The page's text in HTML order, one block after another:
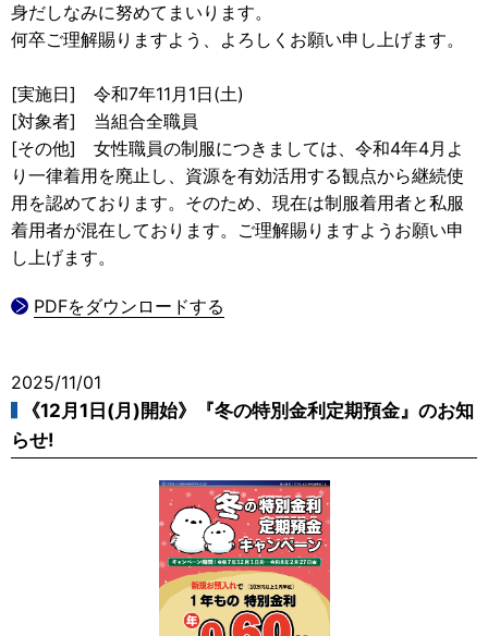
身だしなみに努めてまいります。
何卒ご理解賜りますよう、よろしくお願い申し上げます。
[実施日] 令和7年11月1日(土)
[対象者] 当組合全職員
[その他] 女性職員の制服につきましては、令和4年4月よ
り一律着用を廃止し、資源を有効活用する観点から継続使
用を認めております。そのため、現在は制服着用者と私服
着用者が混在しております。ご理解賜りますようお願い申
し上げます。
PDFをダウンロードする
2025/11/01
《12月1日(月)開始》『冬の特別金利定期預金』のお知
らせ!